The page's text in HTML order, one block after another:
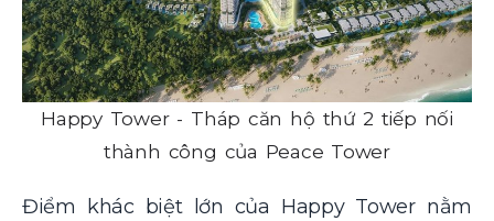
Happy Tower - Tháp căn hộ thứ 2 tiếp nối
thành công của Peace Tower
Điểm khác biệt lớn của Happy Tower nằm